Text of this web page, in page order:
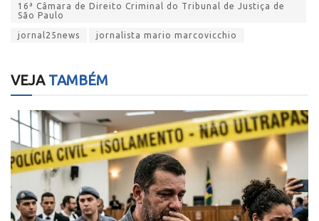
16ª Câmara de Direito Criminal do Tribunal de Justiça de
São Paulo
jornal25news jornalista mario marcovicchio
VEJATAMBÉM